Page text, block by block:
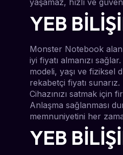
yaşamaz, hızlı ve
YEB
Monster Notebook alan
iyi fiyatı almanızı
modeli, yaşı ve fiziksel
rekabetçi fiyatı
Cihazınızı satmak için
Anlaşma sağlanması
memnuniyetini her
YEB